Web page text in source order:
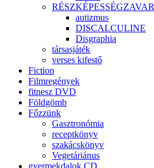
RÉSZKÉPESSÉGZAVAR
autizmus
DISCALCULINE
Disgraphia
társasjáték
verses kifestő
Fiction
Filmregények
fitnesz DVD
Földgömb
Főzzünk
Gasztronómia
receptkönyv
szakácskönyv
Vegetáriánus
gyermekdalok CD